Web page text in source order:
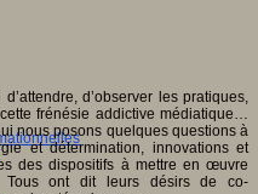
d’observer les pratiques,
frénésie addictive médiatique…
nous posons quelques questions à
et détermination, innovations et
des dispositifs à mettre en œuvre
Tous ont dit leurs désirs de co-